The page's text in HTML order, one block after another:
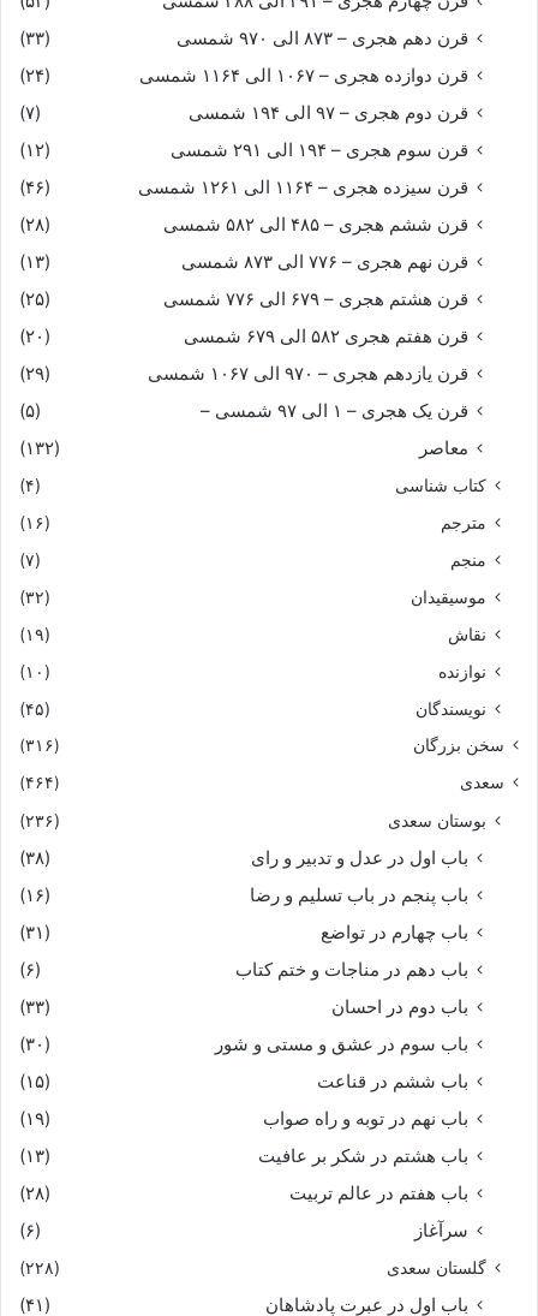
قرن دهم هجری – ۸۷۳ الی ۹۷۰ شمسی
(۳۳)
قرن دوازده هجری – ۱۰۶۷ الی ۱۱۶۴ شمسی
(۲۴)
قرن دوم هجری – ۹۷ الی ۱۹۴ شمسی
(۷)
قرن سوم هجری – ۱۹۴ الی ۲۹۱ شمسی
(۱۲)
قرن سیزده هجری – ۱۱۶۴ الی ۱۲۶۱ شمسی
(۴۶)
قرن ششم هجری – ۴۸۵ الی ۵۸۲ شمسی
(۲۸)
قرن نهم هجری – ۷۷۶ الی ۸۷۳ شمسی
(۱۳)
قرن هشتم هجری – ۶۷۹ الی ۷۷۶ شمسی
(۲۵)
قرن هفتم هجری ۵۸۲ الی ۶۷۹ شمسی
(۲۰)
قرن یازدهم هجری – ۹۷۰ الی ۱۰۶۷ شمسی
(۲۹)
قرن یک هجری – ۱ الی ۹۷ شمسی –
(۵)
معاصر
(۱۳۲)
کتاب شناسی
(۴)
مترجم
(۱۶)
منجم
(۷)
موسیقیدان
(۳۲)
نقاش
(۱۹)
نوازنده
(۱۰)
نویسندگان
(۴۵)
سخن بزرگان
(۳۱۶)
سعدی
(۴۶۴)
بوستان سعدی (۲۳۶)
باب اول در عدل و تدبیر و رای
(۳۸)
باب پنجم در باب تسلیم و رضا
(۱۶)
باب چهارم در تواضع
(۳۱)
باب دهم در مناجات و ختم کتاب
(۶)
باب دوم در احسان
(۳۳)
باب سوم در عشق و مستی و شور
(۳۰)
باب ششم در قناعت
(۱۵)
باب نهم در توبه و راه صواب
(۱۹)
باب هشتم در شکر بر عافیت
(۱۳)
باب هفتم در عالم تربیت
(۲۸)
سرآغاز
(۶)
گلستان سعدی (۲۲۸)
باب اول در عبرت پادشاهان (۴۱)